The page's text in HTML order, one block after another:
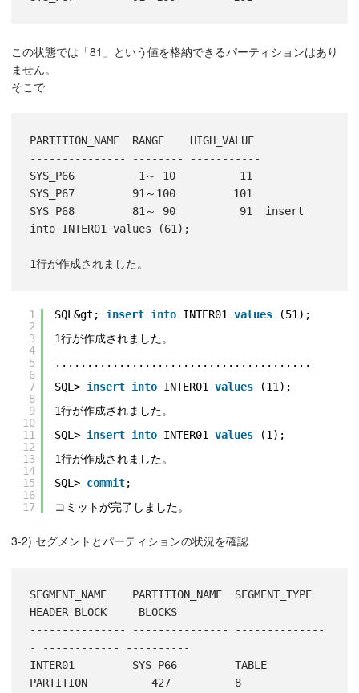
この状態では「81」という値を格納できるパーティションはあり
ません。
そこで
PARTITION_NAME  RANGE    HIGH_VALUE
--------------- -------- -----------
SYS_P66          1～ 10          11
SYS_P67         91～100         101
SYS_P68         81～ 90          91  insert
into INTER01 values (61);
1
2
3
4
5
6
7
8
9
10
11
12
13
14
15
16
17
SQL&gt; insert into INTER01 values
(51);
1行が作成されました。
........................................
SQL> insert into INTER01 values
(11);
1行が作成されました。
SQL> insert into INTER01 values
(1);
1行が作成されました。
SQL> commit;
コミットが完了しました。
3-2) セグメントとパーティションの状況を確認
SEGMENT_NAME    PARTITION_NAME  SEGMENT_TYPE
HEADER_BLOCK     BLOCKS
--------------- --------------- --------------
- ------------ ----------
INTER01         SYS_P66         TABLE
PARTITION          427          8